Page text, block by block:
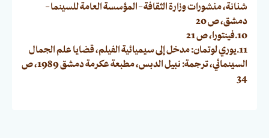
شنانة، منشورات وزارة الثقافة – المؤسسة العامة للسينما –
دمشق، ص 20
10.فينتورا، ص 21
11.يوري لوتمان: مدخل إلى سيميائية الفيلم، قضايا علم الجمال
السينمائي، ترجمة: نبيل الدبس، مطبعة عكرمة دمشق 1989، ص
34